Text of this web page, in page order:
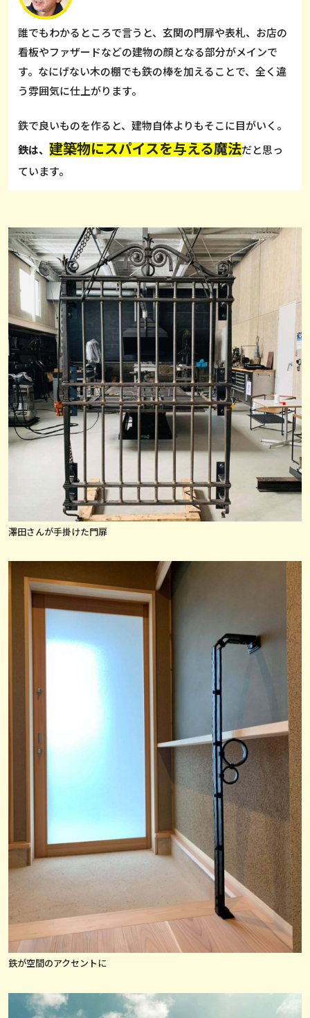
誰でもわかるところで言うと、玄関の門扉や表札、お店の
看板やファザードなどの建物の顔となる部分がメインで
す。なにげない木の棚でも鉄の棒を加えることで、全く違
う雰囲気に仕上がります。
鉄で良いものを作ると、建物自体よりもそこに目がいく。
鉄は、 建築物にスパイスを与える魔法だと思っ
ています。
澤田さんが手掛けた門扉
鉄が空間のアクセントに